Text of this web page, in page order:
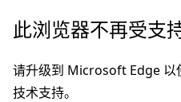
跳
主
要
此浏览器不再受支持
请升级到 Microsoft Edge 以
技术支持。